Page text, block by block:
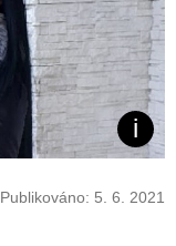
Publikováno: 5. 6. 2021